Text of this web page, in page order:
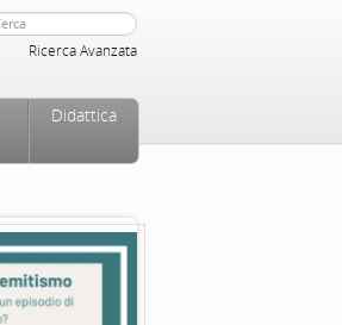
Ricerca Avanzata
Didattica